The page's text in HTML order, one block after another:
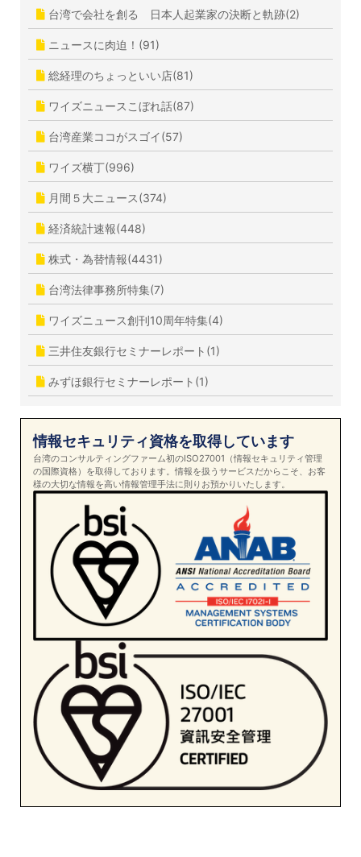
台湾で会社を創る 日本人起業家の決断と軌跡(2)
ニュースに肉迫！(91)
総経理のちょっといい店(81)
ワイズニュースこぼれ話(87)
台湾産業ココがスゴイ(57)
ワイズ横丁(996)
月間５大ニュース(374)
経済統計速報(448)
株式・為替情報(4431)
台湾法律事務所特集(7)
ワイズニュース創刊10周年特集(4)
三井住友銀行セミナーレポート(1)
みずほ銀行セミナーレポート(1)
情報セキュリティ資格を取得しています
台湾のコンサルティングファーム初のISO27001（情報セキュリティ管理
の国際資格）を取得しております。情報を扱うサービスだからこそ、お客
様の大切な情報を高い情報管理手法に則りお預かりいたします。